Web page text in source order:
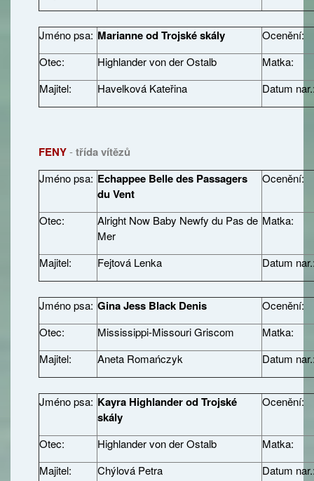
Jméno psa: Marianne od Trojské skály
Ocenění:
Otec:
Highlander von der Ostalb
Matka:
Majitel:
Havelková Kateřina Datum
FENY-třída vítězů
Jméno psa: Echappee Belle des Passagers
du Vent
Ocenění:
Otec:
Alright Now Baby Newfy du Pas de
Mer
Matka:
Majitel: Fejtová Lenka Datum
Jméno psa: Gina Jess Black Denis
Ocenění:
Otec:
Mississippi-Missouri Griscom
Matka:
Majitel:
Aneta Romańczyk Datum
Jméno psa: Kayra Highlander od Trojské
skály
Ocenění:
Otec: Highlander von der Ostalb
Matka:
Majitel:
Chýlová Petra Datum